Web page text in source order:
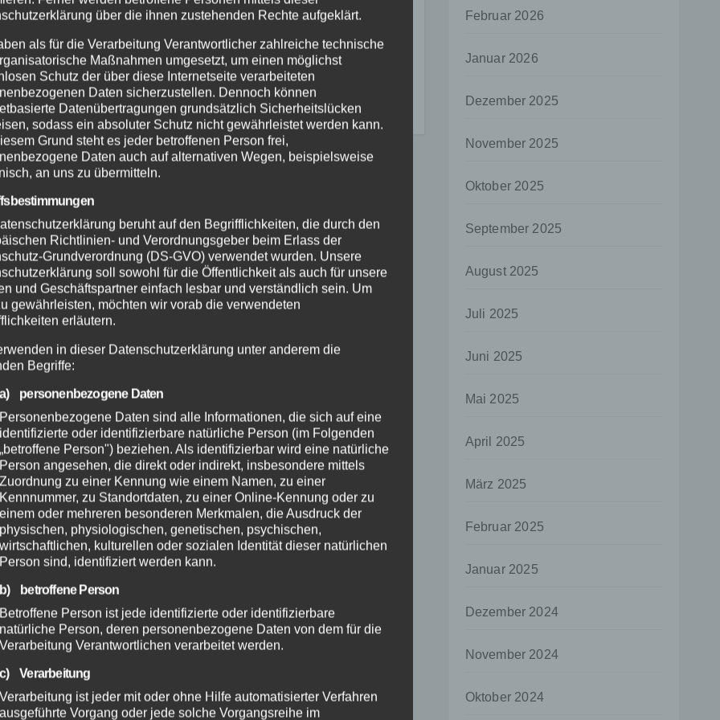
bei
Feuerwehr
Übergreifen
2026
FEUERWEHR NEUWIED POLIZEI
Waldbrand bei
Leutesdorf schnell
gelöscht – Feuerwehr
warnt vor erhöhter
Brandgefahr
7. AUG. 2026
Februar 2026
Januar 2026
Dezember 2025
November 2025
Oktober 2025
September 2025
August 2025
Juli 2025
Juni 2025
Mai 2025
April 2025
März 2025
Februar 2025
Januar 2025
Dezember 2024
November 2024
Oktober 2024
über die ihnen zustehenden Rechte aufgeklärt.
als für die Verarbeitung Verantwortlicher zahlreiche technische
Maßnahmen umgesetzt, um einen möglichst
Schutz der über diese Internetseite verarbeiteten
Daten sicherzustellen. Dennoch können
Datenübertragungen grundsätzlich Sicherheitslücken
sodass ein absoluter Schutz nicht gewährleistet werden kann.
Grund steht es jeder betroffenen Person frei,
Daten auch auf alternativen Wegen, beispielsweise
an uns zu übermitteln.
beruht auf den Begrifflichkeiten, die durch den
Richtlinien- und Verordnungsgeber beim Erlass der
Grundverordnung (DS-GVO) verwendet wurden. Unsere
soll sowohl für die Öffentlichkeit als auch für unsere
und Geschäftspartner einfach lesbar und verständlich sein. Um
gewährleisten, möchten wir vorab die verwendeten
erläutern.
in dieser Datenschutzerklärung unter anderem die
Begriffe:
a) personenbezogene Daten
Personenbezogene Daten sind alle Informationen, die sich auf eine
identifizierte oder identifizierbare natürliche Person (im Folgenden
„betroffene Person") beziehen. Als identifizierbar wird eine natürliche
Person angesehen, die direkt oder indirekt, insbesondere mittels
Zuordnung zu einer Kennung wie einem Namen, zu einer
Kennnummer, zu Standortdaten, zu einer Online-Kennung oder zu
einem oder mehreren besonderen Merkmalen, die Ausdruck der
physischen, physiologischen, genetischen, psychischen,
wirtschaftlichen, kulturellen oder sozialen Identität dieser natürlichen
Person sind, identifiziert werden kann.
b) betroffene Person
Betroffene Person ist jede identifizierte oder identifizierbare
natürliche Person, deren personenbezogene Daten von dem für die
Verarbeitung Verantwortlichen verarbeitet werden.
c) Verarbeitung
Verarbeitung ist jeder mit oder ohne Hilfe automatisierter Verfahren
ausgeführte Vorgang oder jede solche Vorgangsreihe im